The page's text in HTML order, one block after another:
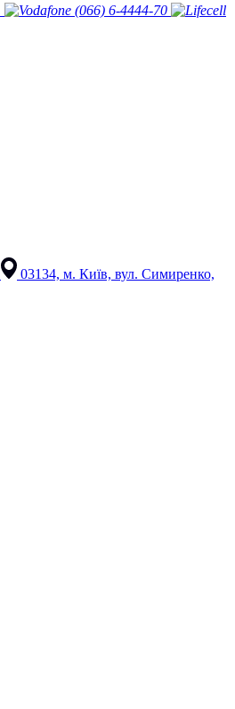
(066) 6-4444-70
03134, м. Київ, вул. Симиренко,